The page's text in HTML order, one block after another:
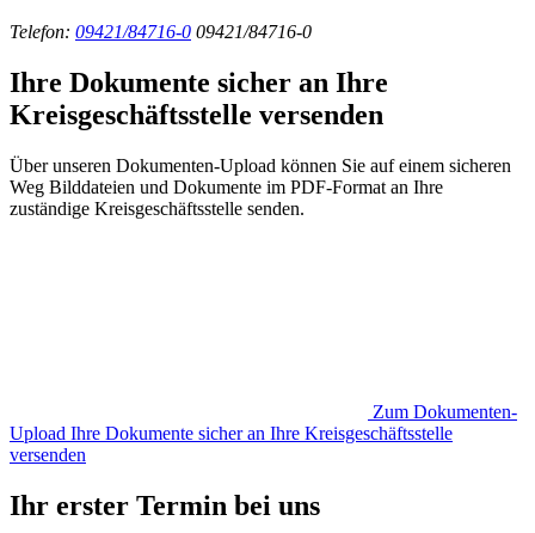
Telefon: 09421/84716-0 09421/84716-0
Ihre Dokumente sicher an Ihre
Kreisgeschäftsstelle versenden
Über unseren Dokumenten-Upload können Sie auf einem sicheren
Weg Bilddateien und Dokumente im PDF-Format an Ihre
zuständige Kreisgeschäftsstelle senden.
Zum Dokumenten-
Upload Ihre Dokumente sicher an Ihre Kreisgeschäftsstelle
versenden
Ihr erster Termin bei uns